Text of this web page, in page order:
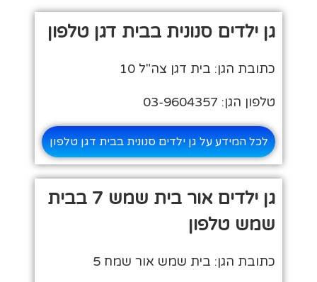
גן ילדים סנונית בבית דגן טלפון
כתובת הגן: בית דגן צה"ל 10
טלפון הגן: 03-9604357
לכל המידע על גן ילדים סנונית בבית דגן טלפון
גן ילדים אור בית שמש 7 בבית
שמש טלפון
כתובת הגן: בית שמש אור שמח 5